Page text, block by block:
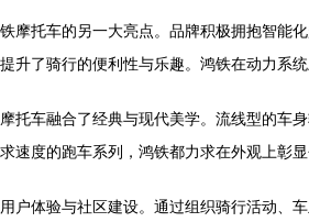
摩托车的另一大亮点。品牌积极拥抱智能
升了骑行的便利性与乐趣。鸿铁在动力系
托车融合了经典与现代美学。流线型的车
速度的跑车系列，鸿铁都力求在外观上彰
户体验与社区建设。通过组织骑行活动、